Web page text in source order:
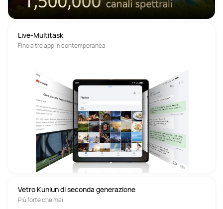
Live-Multitask
Fino a tre app in contemporanea
Vetro Kunlun di seconda generazione
Più forte che mai